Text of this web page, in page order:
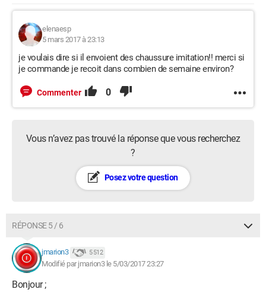
elenaesp
5 mars 2017 à 23:13
je voulais dire si il envoient des chaussure imitation!! merci si
je commande je recoit dans combien de semaine environ?
Commenter 0
Vous n’avez pas trouvé la réponse que vous recherchez
?
Posez votre question
RÉPONSE 5 / 6
jmarion3 5 512
Modifié par jmarion3 le 5/03/2017 23:27
Bonjour ;